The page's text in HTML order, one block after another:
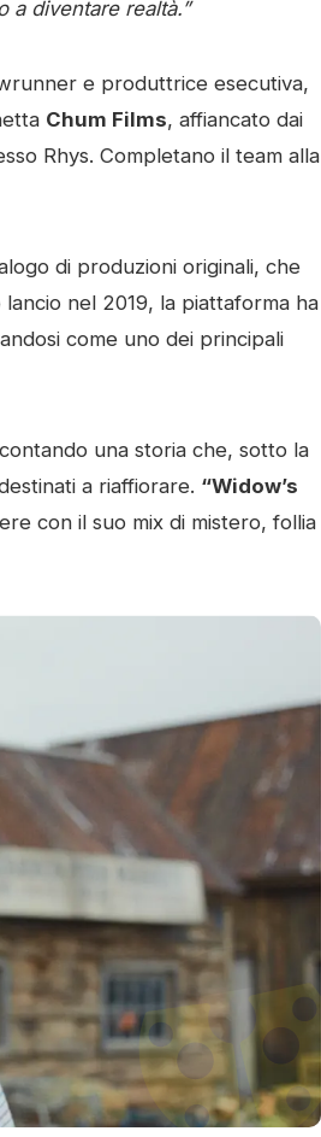
diventare realtà.”
e produttrice esecutiva,
Chum Films, affiancato dai
Rhys. Completano il team alla
di produzioni originali, che
nel 2019, la piattaforma ha
come uno dei principali
una storia che, sotto la
a riaffiorare. “Widow’s
con il suo mix di mistero, follia